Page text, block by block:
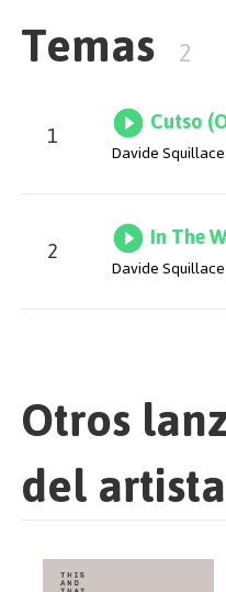
Temas 2
1 Cutso
Davide Squillace
2 In The
Davide Squillace
Otros
del artista